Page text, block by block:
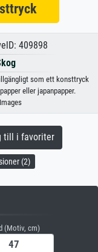
409898
som ett konsttryck
eller japanpapper.
i favoriter
(2)
(Motiv, cm)